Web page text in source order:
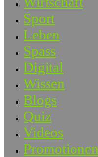
Sport
Leben
Spass
Digital
Wissen
Blogs
Quiz
Videos
Promotionen